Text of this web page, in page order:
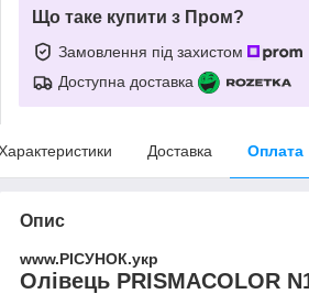
Що таке купити з Пром?
Замовлення під захистом
Доступна доставка
Доставка Оплата
Опис
www.РІСУНОК.укр
Олівець PRISMACOLOR